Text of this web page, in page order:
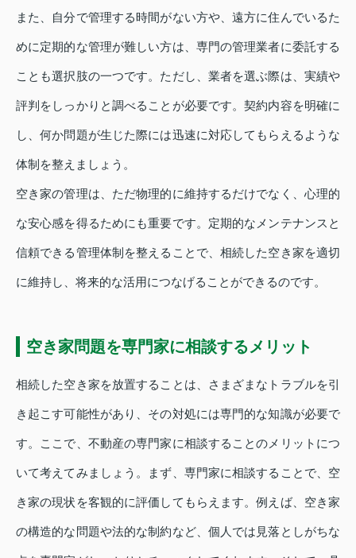
また、自分で管理する時間がない方や、遠方に住んでいるた
めに定期的な管理が難しい方は、専門の管理業者に委託する
ことも選択肢の一つです。ただし、業者を選ぶ際は、実績や
評判をしっかりと調べることが必要です。契約内容を明確に
し、何か問題が生じた際には迅速に対応してもらえるような
体制を整えましょう。
空き家の管理は、ただ物理的に維持するだけでなく、心理的
な安心感を得るためにも重要です。定期的なメンテナンスと
信頼できる管理体制を整えることで、相続した空き家を適切
に維持し、将来的な活用につなげることができるのです。
空き家問題を専門家に相談するメリット
相続した空き家を放置することは、さまざまなトラブルを引
き起こす可能性があり、その対処には専門的な知識が必要で
す。ここで、不動産の専門家に相談することのメリットにつ
いて考えてみましょう。まず、専門家に相談することで、空
き家の現状を客観的に評価してもらえます。例えば、空き家
の構造的な問題や法的な制約など、個人では見落としがちな